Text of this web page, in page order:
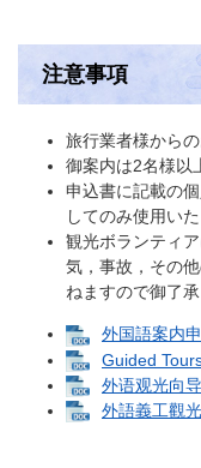
注意事項
旅行業者様から
御案内は2名様以
申込書に記載の
してのみ使用いた
観光ボランティ
気，事故，その
ねますので御了承
外国語案内
Guided
外语观光向
外語義工觀